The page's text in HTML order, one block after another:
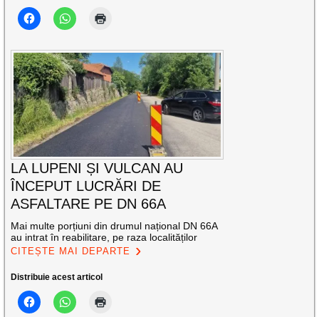
LA LUPENI ȘI VULCAN AU
ÎNCEPUT LUCRĂRI DE
ASFALTARE PE DN 66A
Mai multe porțiuni din drumul național DN 66A
au intrat în reabilitare, pe raza localităților
CITEȘTE MAI DEPARTE
Distribuie acest articol